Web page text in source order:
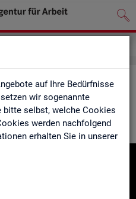
auf Ihre Bedürfnisse
wir sogenannte
bitte selbst, welche Cookies
werden nachfolgend
erhalten Sie in unserer
in Deut­scher Ge­bär­